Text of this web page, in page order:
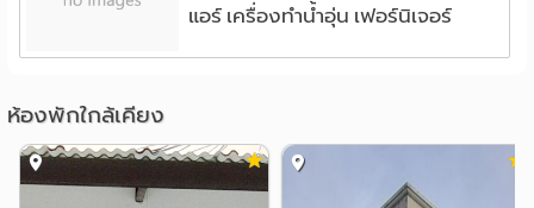
Fully Furnished, Air-Con, CCTV, Internet, bathtub
Room Ratchayothin
Room Ladprao Room ratchada Room ratchayothin
Room in Bangkok
เทสโก้โลตัส(ลาดพร้าว)
โลตัส ลาดพร้าว 2.1 กม.
โฮมโปรลาดพร้าว 2.2 กม.
แอร์ เครื่องทำน้ำอุ่น เฟอร์นิเจอร์
ห้องพักใกล้เคียง